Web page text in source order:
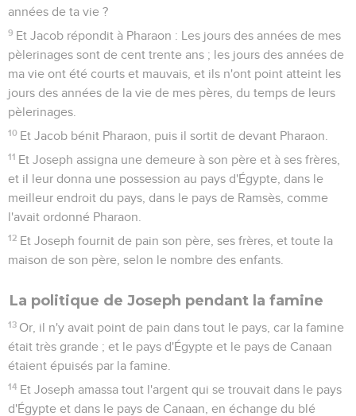
années de ta vie ?
9 Et Jacob répondit à Pharaon : Les jours des années de mes
pèlerinages sont de cent trente ans ; les jours des années de
ma vie ont été courts et mauvais, et ils n'ont point atteint les
jours des années de la vie de mes pères, du temps de leurs
pèlerinages.
10 Et Jacob bénit Pharaon, puis il sortit de devant Pharaon.
11 Et Joseph assigna une demeure à son père et à ses frères,
et il leur donna une possession au pays d'Égypte, dans le
meilleur endroit du pays, dans le pays de Ramsès, comme
l'avait ordonné Pharaon.
12 Et Joseph fournit de pain son père, ses frères, et toute la
maison de son père, selon le nombre des enfants.
La politique de Joseph pendant la famine
13 Or, il n'y avait point de pain dans tout le pays, car la famine
était très grande ; et le pays d'Égypte et le pays de Canaan
étaient épuisés par la famine.
14 Et Joseph amassa tout l'argent qui se trouvait dans le pays
d'Égypte et dans le pays de Canaan, en échange du blé